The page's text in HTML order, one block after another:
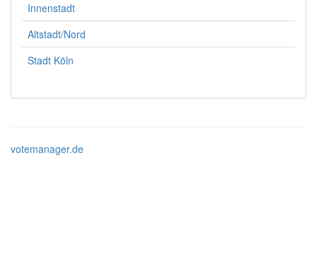
Innenstadt
Altstadt/Nord
Stadt Köln
votemanager.de